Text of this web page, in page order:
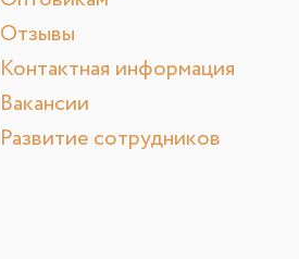
Отзывы
Контактная информация
Вакансии
Развитие сотрудников